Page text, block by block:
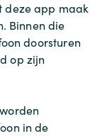
deze app maak
Binnen die
doorsturen
op zijn
in de